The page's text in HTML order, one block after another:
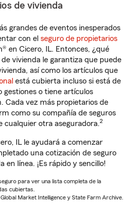
de vivienda
grandes de eventos inesperados
con el seguro de propietarios
en Cicero, IL. Entonces, ¿qué
de vivienda le garantiza que puede
así como los artículos que
está cubierta incluso si está de
gestiones o tiene artículos
Cada vez más propietarios de
como su compañía de seguros
cualquier otra aseguradora.2
IL le ayudará a comenzar
una cotización de seguro
en línea. ¡Es rápido y sencillo!
para ver una lista completa de la
cubiertas.
Market Intelligence y State Farm Archive.